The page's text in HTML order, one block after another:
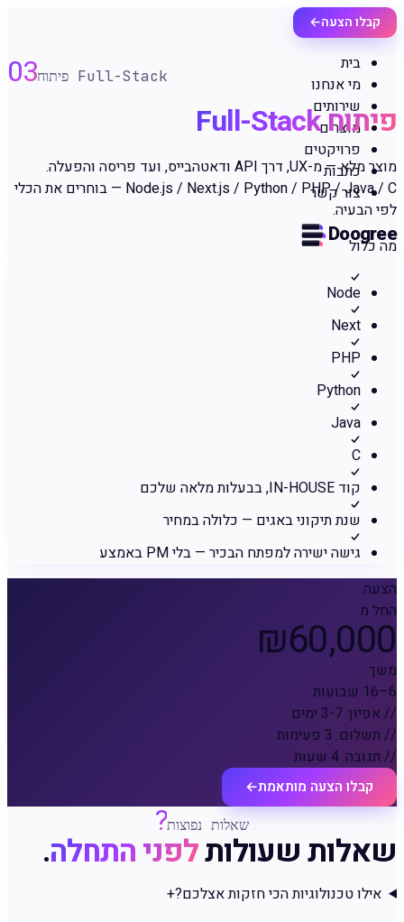
קבלו הצעה←
בית
מי אנחנו
שירותים
מוצרים
פרויקטים
כתבות
צור קשר
Doogree
03 פיתוח Full-Stack
פיתוח Full-Stack
מוצר מלא — מ-UX, דרך API ודאטהבייס, ועד פריסה והפעלה.
Node.js / Next.js / Python / PHP / Java / C — בוחרים את הכלי
לפי הבעיה.
מה כלול
Node
Next
PHP
Python
Java
C
קוד IN-HOUSE, בבעלות מלאה שלכם
שנת תיקוני באגים — כלולה במחיר
גישה ישירה למפתח הבכיר — בלי PM באמצע
הצעה
החל מ
₪60,000
משך
6–16 שבועות
// אפיון: 3-7 ימים
// תשלום: 3 פעימות
// תגובה: 4 שעות
קבלו הצעה מותאמת←
?שאלות נפוצות
שאלות שעולותלפני התחלה.
אילו טכנולוגיות הכי חזקות אצלכם?+